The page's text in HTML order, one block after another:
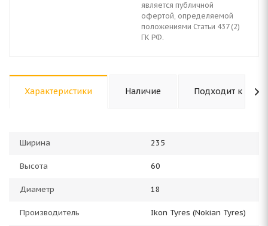
является публичной
офертой, определяемой
положениями Статьи 437 (2)
ГК РФ.
Характеристики Наличие Подходит к авто
Ширина 235
Высота 60
Диаметр 18
Производитель Ikon Tyres (Nokian Tyres)